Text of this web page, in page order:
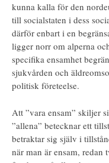
kunna kalla för den
till socialstaten i dess
därför enbart i en
ligger norr om alperna
specifika ensamhet
sjukvården och
politisk företeelse.
Att ”vara ensam” skiljer
”allena” betecknar ett
betraktar sig själv i
när man är ensam, redan